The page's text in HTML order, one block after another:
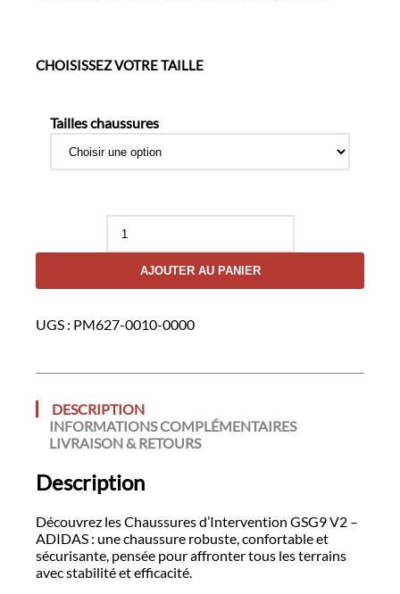
CHOISISSEZ VOTRE TAILLE
Tailles chaussures
Chaussures
d'Intervention
Noir
V2
AJOUTER AU PANIER
UGS : PM627-0010-0000
DESCRIPTION
INFORMATIONS COMPLÉMENTAIRES
LIVRAISON & RETOURS
Description
Découvrez les Chaussures d’Intervention GSG9 V2 –
ADIDAS : une chaussure robuste, confortable et
sécurisante, pensée pour affronter tous les terrains
avec stabilité et efficacité.